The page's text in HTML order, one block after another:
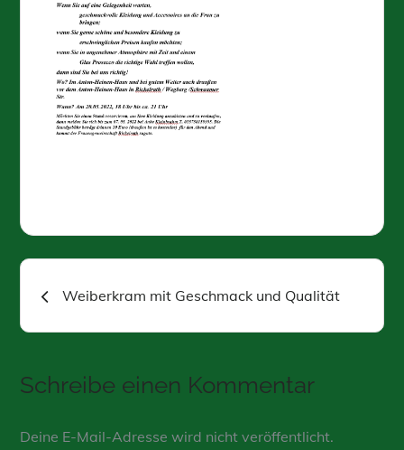
Beitragsnavigation
Weiberkram mit Geschmack und Qualität
Schreibe einen Kommentar
Deine E-Mail-Adresse wird nicht veröffentlicht.